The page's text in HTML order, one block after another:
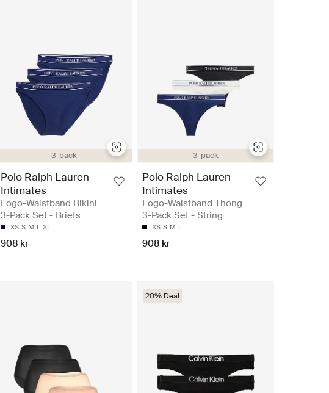
3-pack
Polo Ralph Lauren
Intimates
Logo-Waistband Bikini
3-Pack Set - Briefs
XS S M L XL
908 kr
3-pack
Polo Ralph Lauren
Intimates
Logo-Waistband Thong
3-Pack Set - String
XS S M L
908 kr
20% Deal